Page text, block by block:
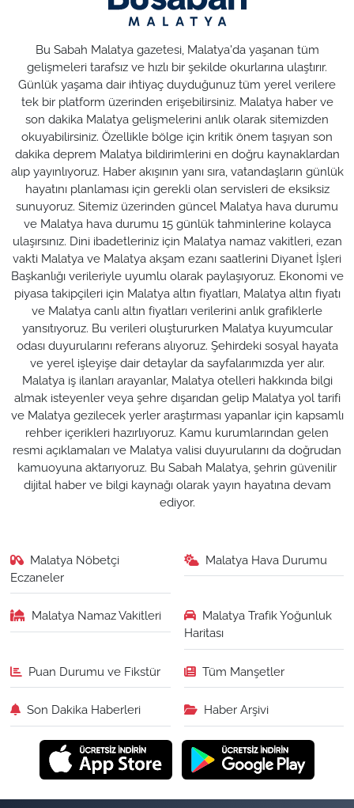
Bu Sabah Malatya gazetesi, Malatya'da yaşanan tüm
gelişmeleri tarafsız ve hızlı bir şekilde okurlarına ulaştırır.
Günlük yaşama dair ihtiyaç duyduğunuz tüm yerel verilere
tek bir platform üzerinden erişebilirsiniz. Malatya haber ve
son dakika Malatya gelişmelerini anlık olarak sitemizden
okuyabilirsiniz. Özellikle bölge için kritik önem taşıyan son
dakika deprem Malatya bildirimlerini en doğru kaynaklardan
alıp yayınlıyoruz. Haber akışının yanı sıra, vatandaşların günlük
hayatını planlaması için gerekli olan servisleri de eksiksiz
sunuyoruz. Sitemiz üzerinden güncel Malatya hava durumu
ve Malatya hava durumu 15 günlük tahminlerine kolayca
ulaşırsınız. Dini ibadetleriniz için Malatya namaz vakitleri, ezan
vakti Malatya ve Malatya akşam ezanı saatlerini Diyanet İşleri
Başkanlığı verileriyle uyumlu olarak paylaşıyoruz. Ekonomi ve
piyasa takipçileri için Malatya altın fiyatları, Malatya altın fiyatı
ve Malatya canlı altın fiyatları verilerini anlık grafiklerle
yansıtıyoruz. Bu verileri oluştururken Malatya kuyumcular
odası duyurularını referans alıyoruz. Şehirdeki sosyal hayata
ve yerel işleyişe dair detaylar da sayfalarımızda yer alır.
Malatya iş ilanları arayanlar, Malatya otelleri hakkında bilgi
almak isteyenler veya şehre dışarıdan gelip Malatya yol tarifi
ve Malatya gezilecek yerler araştırması yapanlar için kapsamlı
rehber içerikleri hazırlıyoruz. Kamu kurumlarından gelen
resmi açıklamaları ve Malatya valisi duyurularını da doğrudan
kamuoyuna aktarıyoruz. Bu Sabah Malatya, şehrin güvenilir
dijital haber ve bilgi kaynağı olarak yayın hayatına devam
ediyor.
Malatya Nöbetçi
Eczaneler
Malatya Hava Durumu
Malatya Namaz Vakitleri
Malatya Trafik Yoğunluk
Haritası
Puan Durumu ve Fikstür Tüm Manşetler
Son Dakika Haberleri Haber Arşivi